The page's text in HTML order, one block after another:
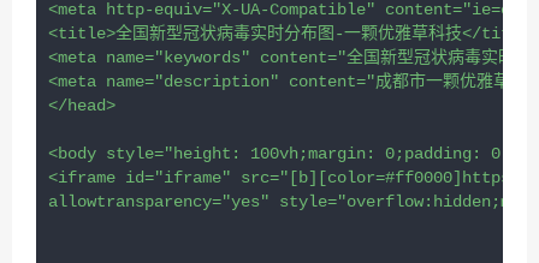
<meta http-equiv="X-UA-Compatible"
<title>全国新型冠状病毒实时分布图-一颗优雅草科技</title>
<meta name="keywords" content="全国新型冠状病毒实时
<meta name="description" content="成都市一颗优雅草科技
</head>
<body style="height: 100vh;margin: 0;padding:
<iframe id="iframe" src="[b][color=#ff0000]https://
allowtransparency="yes"